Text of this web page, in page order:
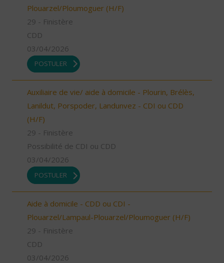
Plouarzel/Ploumoguer (H/F)
29 - Finistère
CDD
03/04/2026
POSTULER
Auxiliaire de vie/ aide à domicile - Plourin, Brélès,
Lanildut, Porspoder, Landunvez - CDI ou CDD
(H/F)
29 - Finistère
Possibilité de CDI ou CDD
03/04/2026
POSTULER
Aide à domicile - CDD ou CDI -
Plouarzel/Lampaul-Plouarzel/Ploumoguer (H/F)
29 - Finistère
CDD
03/04/2026